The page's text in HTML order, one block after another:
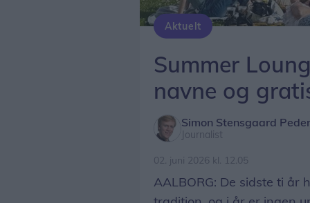
Aktuelt
Summer
navne og
Simon Stensgaard
Journalist
02. juni 2026 kl. 12.05
AALBORG: De sidste ti år